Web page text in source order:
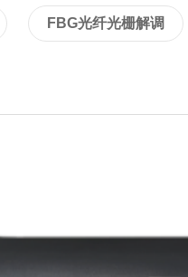
FBG光纤光栅解调